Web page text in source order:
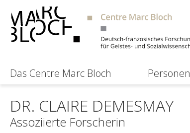
Das Centre Marc Bloch Personen
DR. CLAIRE DEMESMAY
Assoziierte Forscherin